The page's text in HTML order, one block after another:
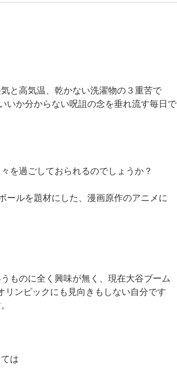
と高気温、乾かない洗濯物の３重苦で
いか分からない呪詛の念を垂れ流す毎日で
を過ごしておられるのでしょうか？
ールを題材にした、漫画原作のアニメに
ものに全く興味が無く、現在大谷ブーム
ンピックにも見向きもしない自分です
は